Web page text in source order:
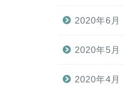
2020年6月
2020年5月
2020年4月